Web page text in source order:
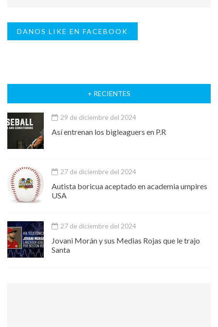
DANOS LIKE EN FACEBOOK
+ RECIENTES
29 de diciembre del 2024
Así entrenan los bigleaguers en P.R
27 de diciembre del 2024
Autista boricua aceptado en academia umpires
USA
27 de diciembre del 2024
Jovani Morán y sus Medias Rojas que le trajo
Santa